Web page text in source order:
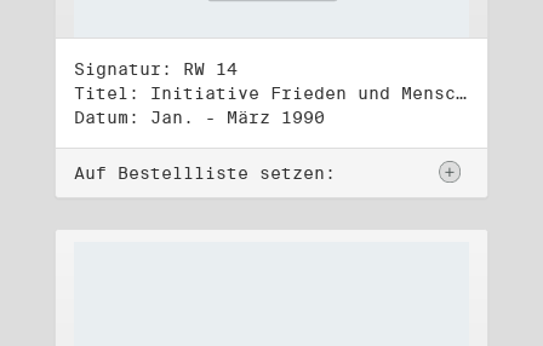
Signatur: RW 14
Titel: Initiative Frieden und Menschenrechte, Volkskammerwahl 18.3.1990
Datum: Jan. - März 1990
Auf Bestellliste setzen: